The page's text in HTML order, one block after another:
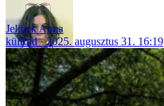
Jelinek Anna
külföld
2025. augusztus 31. 16:19